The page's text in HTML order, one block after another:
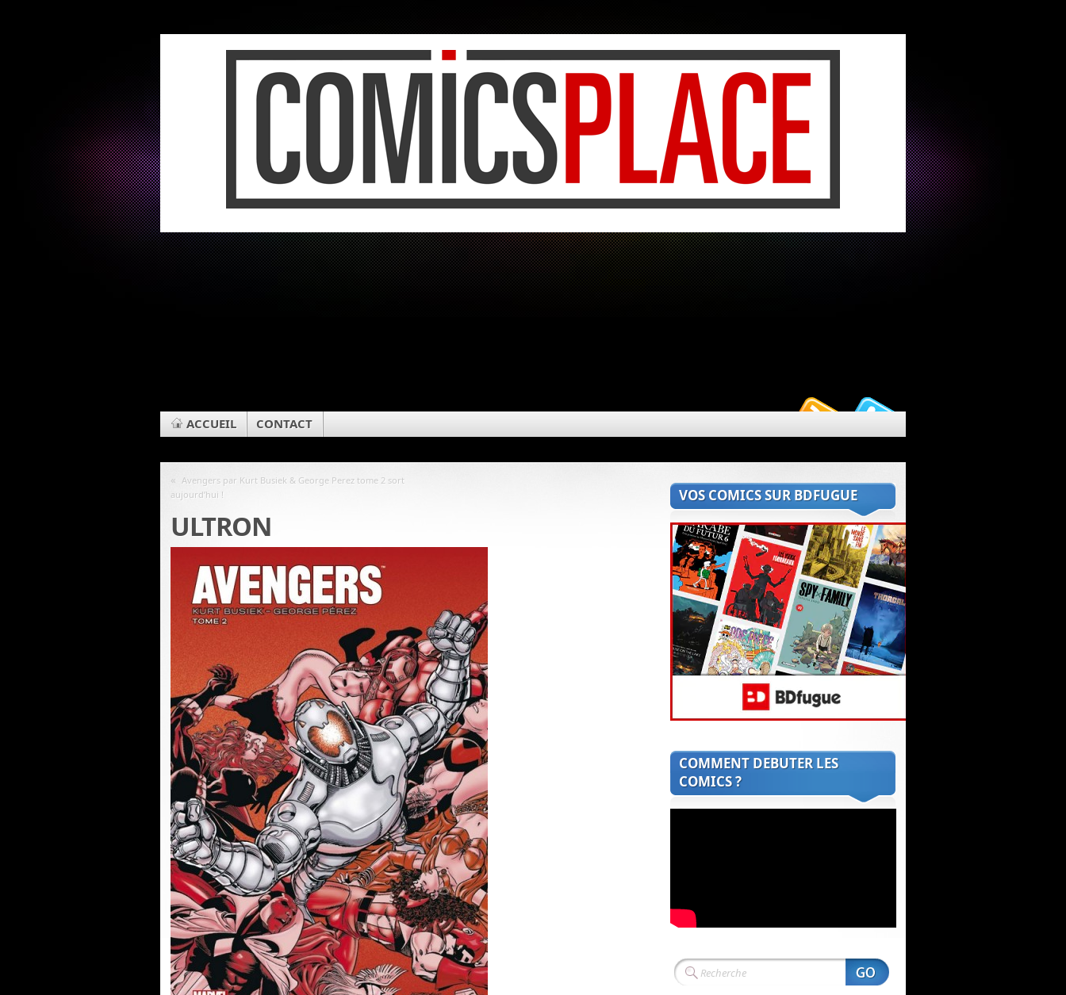
ACCUEIL CONTACT
« Avengers par Kurt Busiek & George Perez tome 2 sort
aujourd’hui !
ULTRON
VOS COMICS SUR BDFUGUE
COMMENT DEBUTER LES
COMICS ?